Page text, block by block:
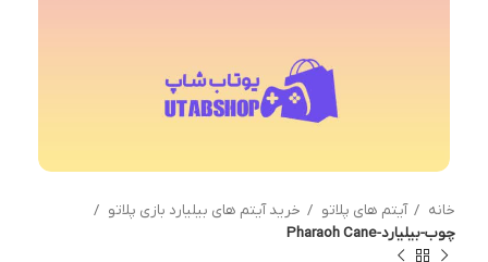
خانه آیتم های پلاتو
خرید آیتم های بیلیارد بازی پلاتو
چوب-بیلیارد-Pharaoh Cane